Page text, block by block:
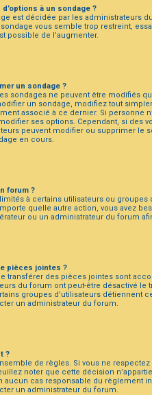
à un sondage ?
est décidée par les administrateurs
vous semble trop restreint,
possible de l’augmenter.
un sondage ?
sondages ne peuvent être modifiés
un sondage, modifiez tout
associé à ce dernier. Si personne
ses options. Cependant, si des
peuvent modifier ou supprimer le
en cours.
forum ?
à certains utilisateurs ou groupes
quelle autre action, vous avez
ou un administrateur du forum
pièces jointes ?
transférer des pièces jointes sont
du forum ont peut-être désactivé
groupes d’utilisateurs détiennent
un administrateur du forum.
?
de règles. Si vous ne
noter que cette décision
aucun cas responsable du règlement
un administrateur du forum.